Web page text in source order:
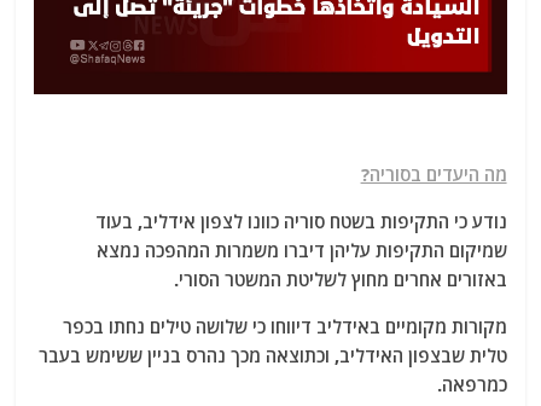
מה היעדים בסוריה?
נודע כי התקיפות בשטח סוריה כוונו לצפון אידליב, בעוד
שמיקום התקיפות עליהן דיברו משמרות המהפכה נמצא
באזורים אחרים מחוץ לשליטת המשטר הסורי.
מקורות מקומיים באידליב דיווחו כי שלושה טילים נחתו בכפר
טלית שבצפון האידליב, וכתוצאה מכך נהרס בניין ששימש בעבר
כמרפאה.